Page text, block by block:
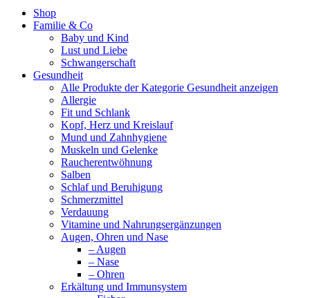
Shop
Familie & Co
Baby und Kind
Lust und Liebe
Schwangerschaft
Gesundheit
Alle Produkte der Kategorie Gesundheit anzeigen
Allergie
Fit und Schlank
Kopf, Herz und Kreislauf
Mund und Zahnhygiene
Muskeln und Gelenke
Raucherentwöhnung
Salben
Schlaf und Beruhigung
Schmerzmittel
Verdauung
Vitamine und Nahrungsergänzungen
Augen, Ohren und Nase
– Augen
– Nase
– Ohren
Erkältung und Immunsystem